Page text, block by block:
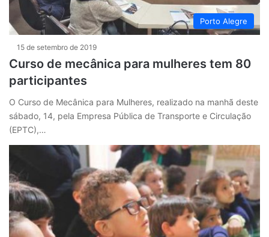
Porto Alegre
15 de setembro de 2019
Curso de mecânica para mulheres tem 80
participantes
O Curso de Mecânica para Mulheres, realizado na manhã deste
sábado, 14, pela Empresa Pública de Transporte e Circulação
(EPTC),…